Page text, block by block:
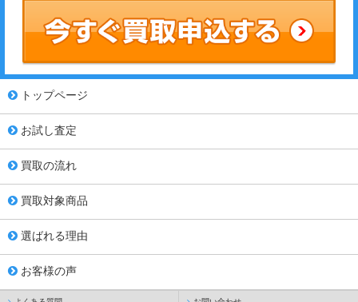
トップページ
お試し査定
買取の流れ
買取対象商品
選ばれる理由
お客様の声